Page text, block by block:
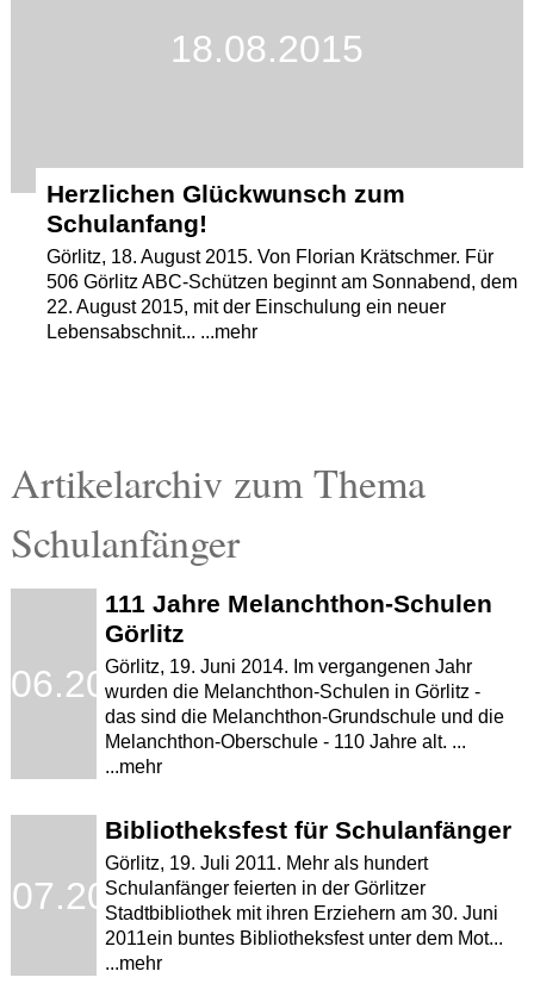
18.08.2015
Herzlichen Glückwunsch zum
Schulanfang!
Görlitz, 18. August 2015. Von Florian Krätschmer. Für
506 Görlitz ABC-Schützen beginnt am Sonnabend, dem
22. August 2015, mit der Einschulung ein neuer
Lebensabschnit... ...mehr
Artikelarchiv zum Thema
Schulanfänger
111 Jahre Melanchthon-Schulen
Görlitz
Görlitz, 19. Juni 2014. Im vergangenen Jahr
wurden die Melanchthon-Schulen in Görlitz -
das sind die Melanchthon-Grundschule und die
Melanchthon-Oberschule - 110 Jahre alt. ...
...mehr
Bibliotheksfest für Schulanfänger
Görlitz, 19. Juli 2011. Mehr als hundert
Schulanfänger feierten in der Görlitzer
Stadtbibliothek mit ihren Erziehern am 30. Juni
2011ein buntes Bibliotheksfest unter dem Mot...
...mehr